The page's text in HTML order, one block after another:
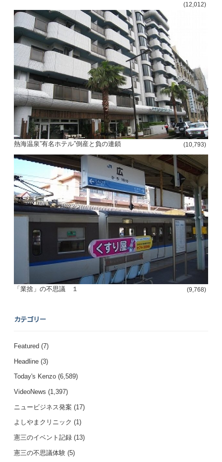
(12,012)
熱海温泉”有名ホテル”倒産と負の連鎖 (10,793)
「業捨」の不思議 １ (9,768)
カテゴリー
Featured (7)
Headline (3)
Today's Kenzo (6,589)
VideoNews (1,397)
ニュービジネス発案 (17)
よしやまクリニック (1)
憲三のイベント記録 (13)
憲三の不思議体験 (5)